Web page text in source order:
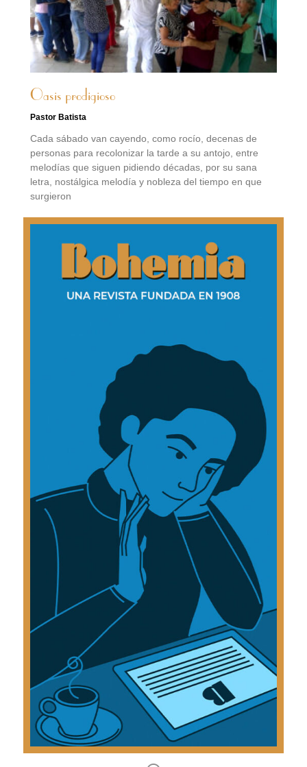
Oasis prodigioso
Pastor Batista
Cada sábado van cayendo, como rocío, decenas de
personas para recolonizar la tarde a su antojo, entre
melodías que siguen pidiendo décadas, por su sana
letra, nostálgica melodía y nobleza del tiempo en que
surgieron